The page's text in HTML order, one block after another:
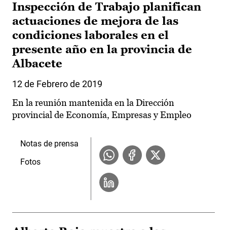
Inspección de Trabajo planifican
actuaciones de mejora de las
condiciones laborales en el
presente año en la provincia de
Albacete
12 de Febrero de 2019
En la reunión mantenida en la Dirección
provincial de Economía, Empresas y Empleo
Notas de prensa
Fotos